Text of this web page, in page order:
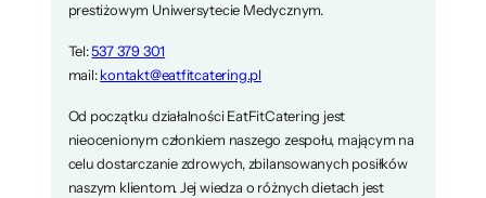
prestiżowym Uniwersytecie Medycznym.
Tel:537 379 301
mail:kontakt@eatfitcatering.pl
Od początku działalności EatFitCatering jest
nieocenionym członkiem naszego zespołu, mającym na
celu dostarczanie zdrowych, zbilansowanych posiłków
naszym klientom. Jej wiedza o różnych dietach jest